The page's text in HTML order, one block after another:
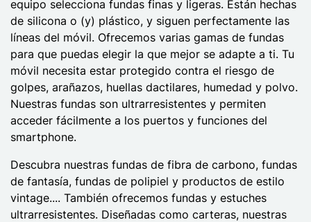
equipo selecciona fundas finas y ligeras. Están hechas
de silicona o (y) plástico, y siguen perfectamente las
líneas del móvil. Ofrecemos varias gamas de fundas
para que puedas elegir la que mejor se adapte a ti. Tu
móvil necesita estar protegido contra el riesgo de
golpes, arañazos, huellas dactilares, humedad y polvo.
Nuestras fundas son ultrarresistentes y permiten
acceder fácilmente a los puertos y funciones del
smartphone.
Descubra nuestras fundas de fibra de carbono, fundas
de fantasía, fundas de polipiel y productos de estilo
vintage.... También ofrecemos fundas y estuches
ultrarresistentes. Diseñadas como carteras, nuestras